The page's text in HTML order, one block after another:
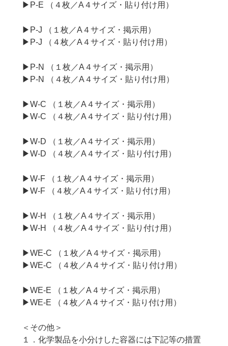
▶P-E （４枚／A４サイズ・貼り付け用）
▶P-J （１枚／A４サイズ・掲示用）
▶P-J （４枚／A４サイズ・貼り付け用）
▶P-N （１枚／A４サイズ・掲示用）
▶P-N （４枚／A４サイズ・貼り付け用）
▶W-C （１枚／A４サイズ・掲示用）
▶W-C （４枚／A４サイズ・貼り付け用）
▶W-D （１枚／A４サイズ・掲示用）
▶W-D （４枚／A４サイズ・貼り付け用）
▶W-F （１枚／A４サイズ・掲示用）
▶W-F （４枚／A４サイズ・貼り付け用）
▶W-H （１枚／A４サイズ・掲示用）
▶W-H （４枚／A４サイズ・貼り付け用）
▶WE-C （１枚／A４サイズ・掲示用）
▶WE-C （４枚／A４サイズ・貼り付け用）
▶WE-E （１枚／A４サイズ・掲示用）
▶WE-E （４枚／A４サイズ・貼り付け用）
＜その他＞
１．化学製品を小分けした容器には下記等の措置